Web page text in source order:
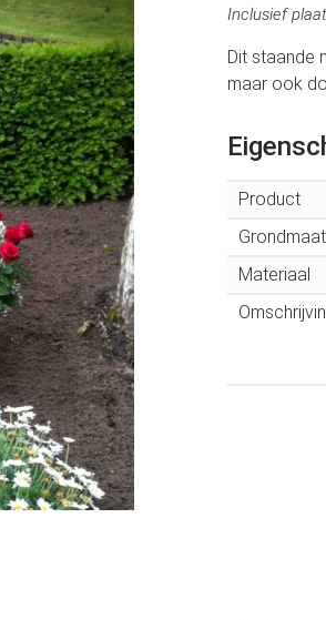
Inclusief
Dit staande
maar ook
Product
Grondmaat
Materiaal